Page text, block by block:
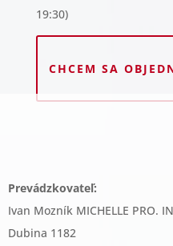
19:30)
CHCEM SA
Prevádzkovateľ:
Ivan Mozník MICHELLE PRO.
Dubina 1182